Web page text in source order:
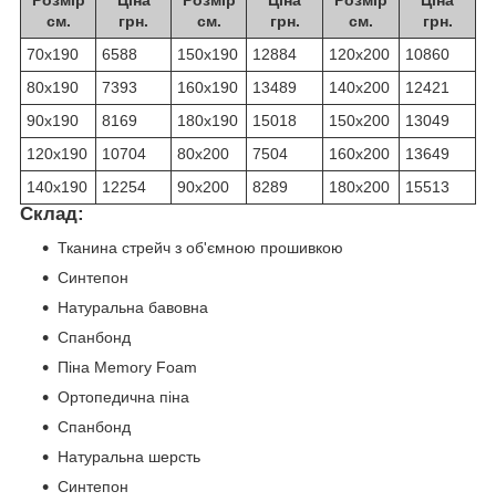
см.
грн.
см.
грн.
см.
грн.
70х190
6588 150х190 12884 120х200
10860
80х190
7393 160х190 13489 140х200
12421
90х190
8169 180х190 15018 150х200
13049
120х190
10704 80х200 7504 160х200
13649
140х190
12254 90х200 8289 180х200 15513
Склад:
Тканина стрейч з об'ємною прошивкою
Синтепон
Натуральна бавовна
Спанбонд
Піна Memory Foam
Ортопедична піна
Спанбонд
Натуральна шерсть
Синтепон